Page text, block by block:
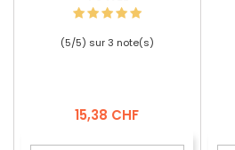
(5/5) sur3 note(s)
Prix
15,38 CHF